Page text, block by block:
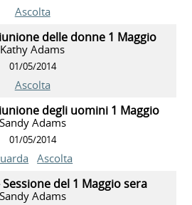
Ascolta
delle donne 1 Maggio
Kathy Adams
01/05/2014
Ascolta
degli uomini 1 Maggio
Sandy Adams
01/05/2014
Ascolta
del 1 Maggio sera
Sandy Adams